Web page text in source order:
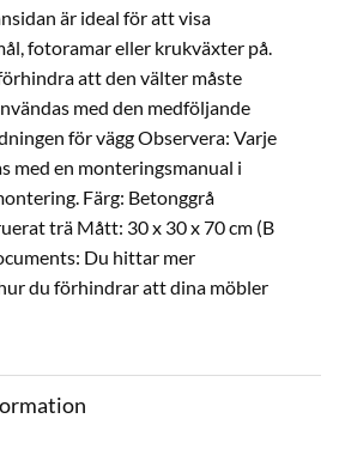
är ideal för att visa
fotoramar eller krukväxter på.
att den välter måste
med den medföljande
för vägg Observera: Varje
med en monteringsmanual i
Färg: Betonggrå
trä Mått: 30 x 30 x 70 cm (B
Du hittar mer
du förhindrar att dina möbler